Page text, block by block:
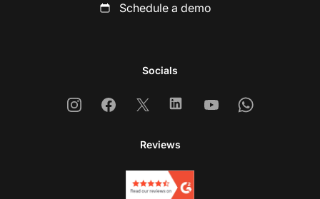
Schedule a demo
Socials
InstagramFacebook
X LinkedinYoutubeWhatsapp
Reviews